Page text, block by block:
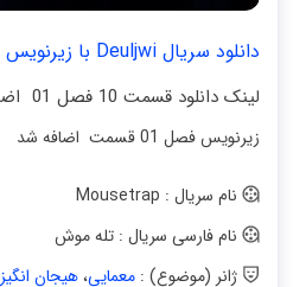
دانلود سریال Deuljwi با زیرنویس فارسی
لینک دانلود قسمت 10 فصل 01 اضافه شد
زیرنویس فصل 01 قسمت اضافه شد
نام سریال : Mousetrap
نام فارسی سریال : تله موش
ژانر (موضوع) :معمایی،هیجان انگیز